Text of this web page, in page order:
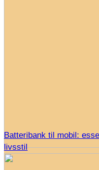
Batteribank til mobil:
livsstil